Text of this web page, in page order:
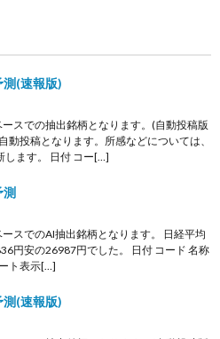
(速報版)
スでの抽出銘柄となります。(自動投稿版
動投稿となります。所感などについては、
します。 日付 コー[…]
スでのAI抽出銘柄となります。 日経平均
円安の26987円でした。 日付 コード 名称
ト表示[…]
(速報版)